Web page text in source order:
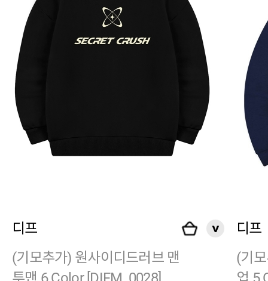
디프
(기모추가) 원사이디드러브 맨
디프
(기